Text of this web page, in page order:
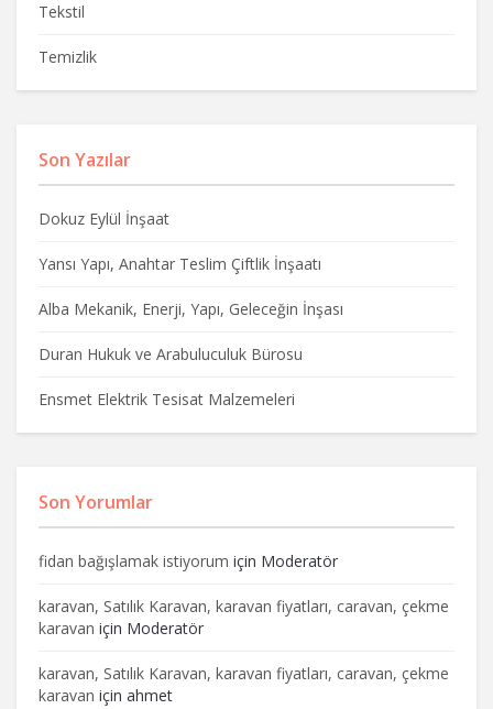
Tekstil
Temizlik
Son Yazılar
Dokuz Eylül İnşaat
Yansı Yapı, Anahtar Teslim Çiftlik İnşaatı
Alba Mekanik, Enerji, Yapı, Geleceğin İnşası
Duran Hukuk ve Arabuluculuk Bürosu
Ensmet Elektrik Tesisat Malzemeleri
Son Yorumlar
fidan bağışlamak istiyorum için Moderatör
karavan, Satılık Karavan, karavan fiyatları, caravan, çekme
karavan için Moderatör
karavan, Satılık Karavan, karavan fiyatları, caravan, çekme
karavan için ahmet